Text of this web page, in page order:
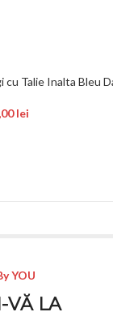
cu Talie Inalta Bleu
lei
YOU
VĂ LA